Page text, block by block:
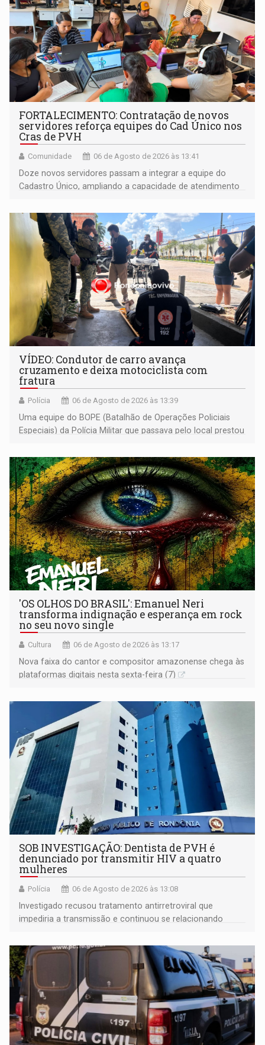
FORTALECIMENTO: Contratação de novos
servidores reforça equipes do Cad Único nos
Cras de PVH
Comunidade 06 de Agosto de 2026 às 13:41
Doze novos servidores passam a integrar a equipe do
Cadastro Único, ampliando a capacidade de atendimento
VÍDEO: Condutor de carro avança
cruzamento e deixa motociclista com
fratura
Polícia 06 de Agosto de 2026 às 13:39
Uma equipe do BOPE (Batalhão de Operações Policiais
Especiais) da Polícia Militar que passava pelo local prestou
'OS OLHOS DO BRASIL': Emanuel Neri
transforma indignação e esperança em rock
no seu novo single
Cultura 06 de Agosto de 2026 às 13:17
Nova faixa do cantor e compositor amazonense chega às
plataformas digitais nesta sexta-feira (7)
SOB INVESTIGAÇÃO: Dentista de PVH é
denunciado por transmitir HIV a quatro
mulheres
Polícia 06 de Agosto de 2026 às 13:08
Investigado recusou tratamento antirretroviral que
impediria a transmissão e continuou se relacionando